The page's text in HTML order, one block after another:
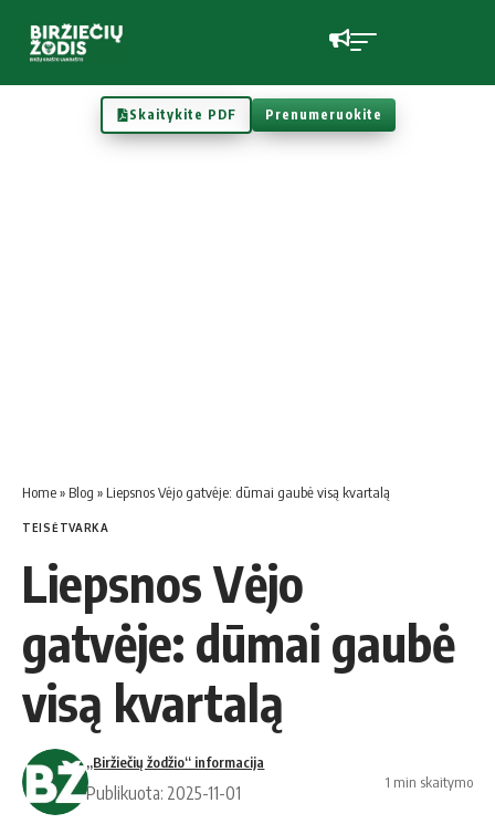
Skaitykite PDF Prenumeruokite
Home» Blog » Liepsnos Vėjo gatvėje: dūmai gaubė visą kvartalą
TEISĖTVARKA
Liepsnos Vėjo
gatvėje: dūmai gaubė
visą kvartalą
„Biržiečių žodžio“ informacija
Publikuota: 2025-11-01
1 min skaitymo